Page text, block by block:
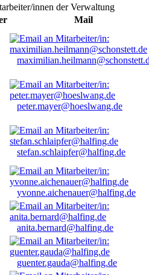
innen der Verwaltung
Mail
peter.mayer@hoeslwang.de
stefan.schlaipfer@halfing.de
yvonne.aichenauer@halfing.de
anita.bernard@halfing.de
guenter.gauda@halfing.de